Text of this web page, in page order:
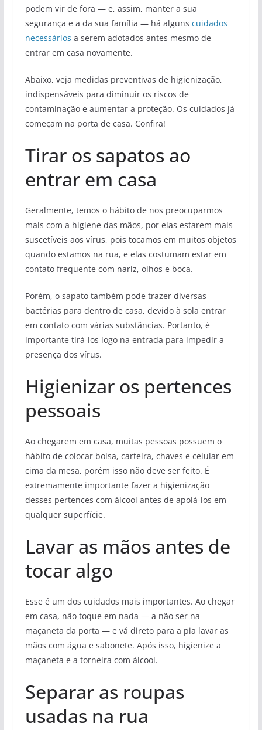
podem vir de fora — e, assim, manter a sua
segurança e a da sua família — há alguns cuidados
necessários a serem adotados antes mesmo de
entrar em casa novamente.
Abaixo, veja medidas preventivas de higienização,
indispensáveis para diminuir os riscos de
contaminação e aumentar a proteção. Os cuidados já
começam na porta de casa. Confira!
Tirar os sapatos ao
entrar em casa
Geralmente, temos o hábito de nos preocuparmos
mais com a higiene das mãos, por elas estarem mais
suscetíveis aos vírus, pois tocamos em muitos objetos
quando estamos na rua, e elas costumam estar em
contato frequente com nariz, olhos e boca.
Porém, o sapato também pode trazer diversas
bactérias para dentro de casa, devido à sola entrar
em contato com várias substâncias. Portanto, é
importante tirá-los logo na entrada para impedir a
presença dos vírus.
Higienizar os pertences
pessoais
Ao chegarem em casa, muitas pessoas possuem o
hábito de colocar bolsa, carteira, chaves e celular em
cima da mesa, porém isso não deve ser feito. É
extremamente importante fazer a higienização
desses pertences com álcool antes de apoiá-los em
qualquer superfície.
Lavar as mãos antes de
tocar algo
Esse é um dos cuidados mais importantes. Ao chegar
em casa, não toque em nada — a não ser na
maçaneta da porta — e vá direto para a pia lavar as
mãos com água e sabonete. Após isso, higienize a
maçaneta e a torneira com álcool.
Separar as roupas
usadas na rua